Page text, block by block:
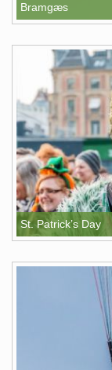
Bramgæs
St. Patrick’s Day